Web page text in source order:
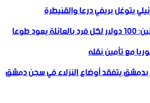
يتوغل بريفي درعا والقنيطرة
مفوضية اللاجئين: 100 دولار لكل فرد بالعائلة يعود طوعا
مع تأمين نقله
بدمشق يتفقد أوضاع النزلاء في سجن دمشق